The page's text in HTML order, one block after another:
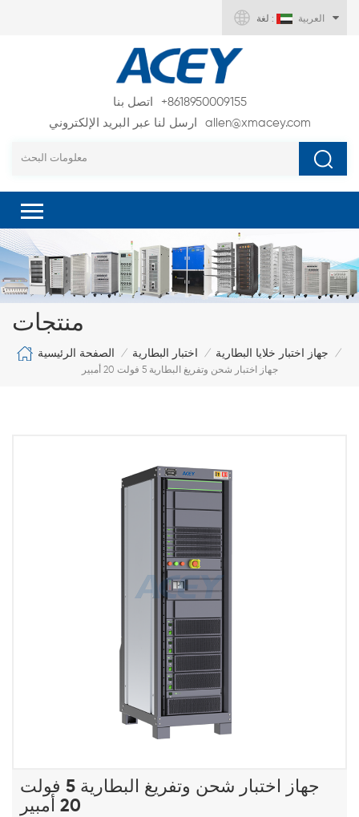
لغة : العربية
اتصل بنا
+8618950009155
ارسل لنا عبر البريد الإلكتروني
allen@xmacey.com
منتجات
الصفحة الرئيسية / اختبار البطارية / جهاز اختبار خلايا البطارية
/
جهاز اختبار شحن وتفريغ البطارية 5 فولت 20 أمبير
جهاز اختبار شحن وتفريغ البطارية 5 فولت
20 أمبير